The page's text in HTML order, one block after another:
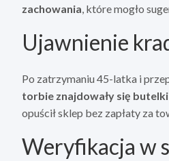
zachowania, które mogło
Ujawnienie
Po zatrzymaniu 45-latka i
torbie znajdowały się
opuścił sklep bez zapłaty za
Weryfikacja w